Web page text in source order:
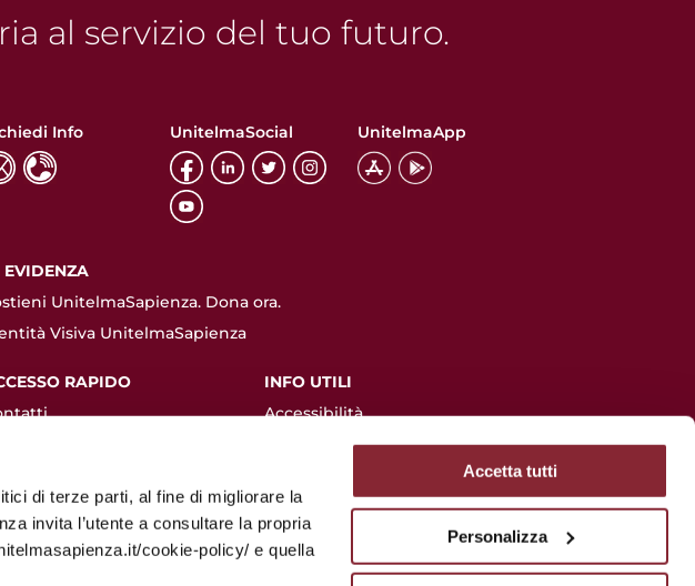
di terze parti, al fine di migliorare la
invita l’utente a consultare la propria
cookie-policy/ e quella
Accetta tutti
Personalizza
al servizio del tuo futuro.
Info UnitelmaSocial UnitelmaApp
EVIDENZA
UnitelmaSapienza. Dona ora.
Visiva UnitelmaSapienza
RAPIDO
immatricolarsi
INFO UTILI
Accessibilità
Albo online
FAQ
Piattaforma di WhistleBlowing